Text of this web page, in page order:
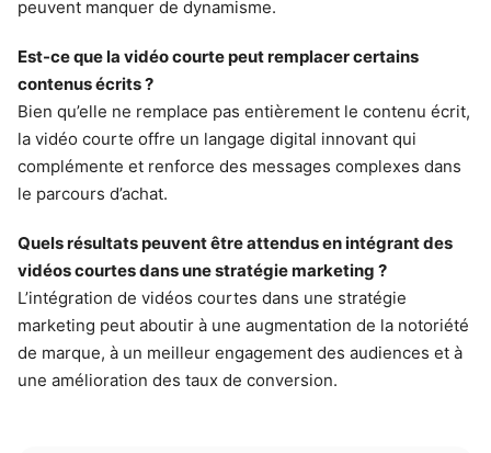
peuvent manquer de dynamisme.
Est-ce que la vidéo courte peut remplacer certains
contenus écrits ?
Bien qu’elle ne remplace pas entièrement le contenu écrit,
la vidéo courte offre un langage digital innovant qui
complémente et renforce des messages complexes dans
le parcours d’achat.
Quels résultats peuvent être attendus en intégrant des
vidéos courtes dans une stratégie marketing ?
L’intégration de vidéos courtes dans une stratégie
marketing peut aboutir à une augmentation de la notoriété
de marque, à un meilleur engagement des audiences et à
une amélioration des taux de conversion.